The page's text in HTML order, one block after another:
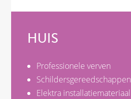
HUIS
Professionele verven
Schildersgereedschappen
Elektra installatiemateriaal